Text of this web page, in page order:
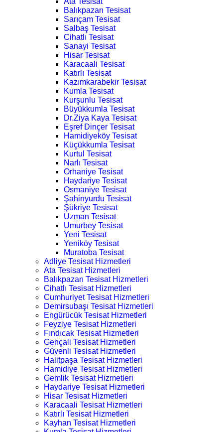
Balıkpazarı Tesisat
Sarıçam Tesisat
Salbaş Tesisat
Cihatlı Tesisat
Sanayi Tesisat
Hisar Tesisat
Karacaali Tesisat
Katırlı Tesisat
Kazımkarabekir Tesisat
Kumla Tesisat
Kurşunlu Tesisat
Büyükkumla Tesisat
Dr.Ziya Kaya Tesisat
Eşref Dinçer Tesisat
Hamidiyeköy Tesisat
Küçükkumla Tesisat
Kurtul Tesisat
Narlı Tesisat
Orhaniye Tesisat
Haydariye Tesisat
Osmaniye Tesisat
Şahinyurdu Tesisat
Şükriye Tesisat
Uzman Tesisat
Umurbey Tesisat
Yeni Tesisat
Yeniköy Tesisat
Muratoba Tesisat
Adliye Tesisat Hizmetleri
Ata Tesisat Hizmetleri
Balıkpazarı Tesisat Hizmetleri
Cihatlı Tesisat Hizmetleri
Cumhuriyet Tesisat Hizmetleri
Demirsubaşı Tesisat Hizmetleri
Engürücük Tesisat Hizmetleri
Feyziye Tesisat Hizmetleri
Fındıcak Tesisat Hizmetleri
Gençali Tesisat Hizmetleri
Güvenli Tesisat Hizmetleri
Halitpaşa Tesisat Hizmetleri
Hamidiye Tesisat Hizmetleri
Gemlik Tesisat Hizmetleri
Haydariye Tesisat Hizmetleri
Hisar Tesisat Hizmetleri
Karacaali Tesisat Hizmetleri
Katırlı Tesisat Hizmetleri
Kayhan Tesisat Hizmetleri